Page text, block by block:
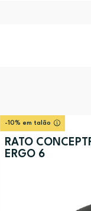
-10% em talão
RATO
ERGO 6